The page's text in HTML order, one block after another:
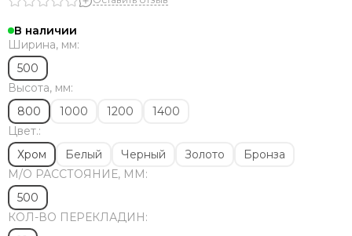
Современные
Элитные
Премиум класса
Стильные
Эксклюзивные
Необычной формы
Изготовление на заказ по размерам
Финские
Тэны
Комплектующие
Ремонт
В наличии
Ширина, мм:
500
Высота, мм:
800
1000 1200
1400
Цвет.:
Хром
Белый Черный Золото
Бронза
М/O РАССТОЯНИЕ, ММ:
500
КОЛ-ВО ПЕРЕКЛАДИН: